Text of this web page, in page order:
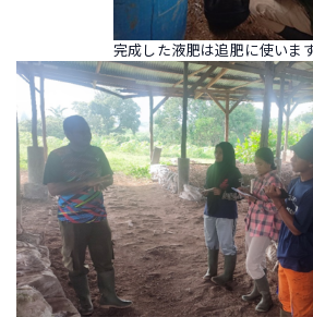
完成した液肥は追肥に使いま